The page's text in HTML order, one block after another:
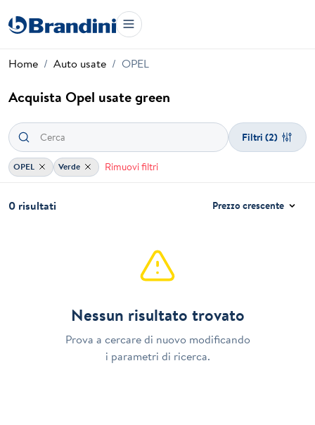
Home Auto usate OPEL
Acquista Opel usate green
Filtri (2)
OPEL Verde Rimuovi filtri
0 risultati Prezzo crescente
Nessun risultato trovato
Prova a cercare di nuovo modificando
i parametri di ricerca.